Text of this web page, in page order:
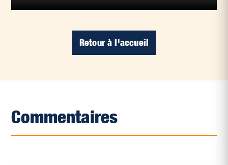
Retour à l'accueil
Commentaires